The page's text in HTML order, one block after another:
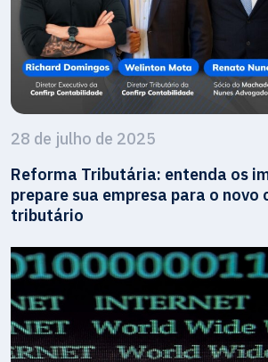
28 de julho de 2025
Reforma Tributária: entenda os
prepare sua empresa para o novo
tributário